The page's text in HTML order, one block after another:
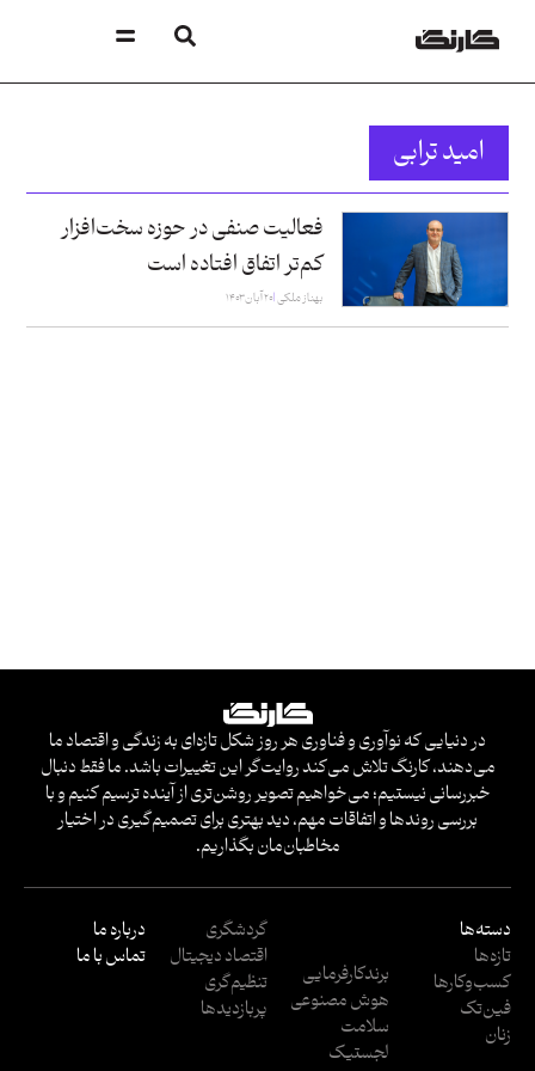
امید ترابی
فعالیت صنفی در حوزه سخت‌افزار
کم‌تر اتفاق افتاده است
بهناز ملکی ۲۰ آبان ۱۴۰۳
در دنیایی که نوآوری و فناوری هر روز شکل تازه‌ای به زندگی و اقتصاد ما
می‌دهند، کارنگ تلاش می‌کند روایت‌گر این تغییرات باشد. ما فقط دنبال
خبررسانی نیستیم؛ می‌خواهیم تصویر روشن‌تری از آینده ترسیم کنیم و با
بررسی روندها و اتفاقات مهم، دید بهتری برای تصمیم‌گیری در اختیار
مخاطبان‌مان بگذاریم.
دسته‌ها
تازه‌ها
کسب‌وکار‌ها
فین‌تک
زنان
برندکارفرمایی
هوش مصنوعی
سلامت
لجستیک
گردشگری
اقتصاد دیجیتال
تنظیم‌گری
پربازدید‌ها
درباره ما
تماس با ما